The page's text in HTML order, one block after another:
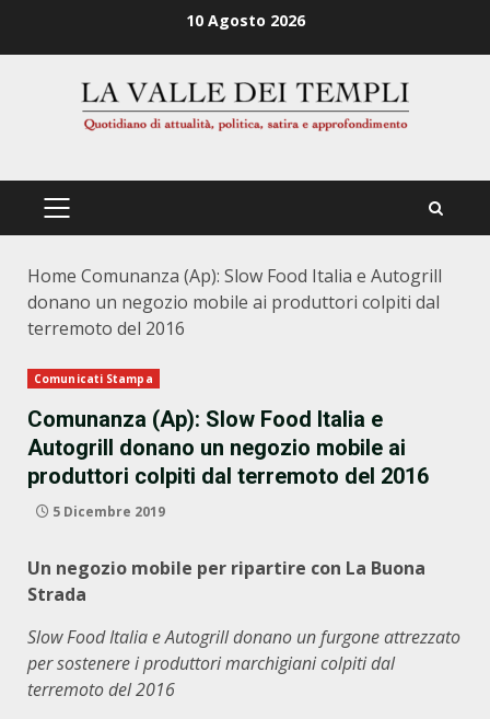
10 Agosto 2026
PRIMÄRES
Home Comunanza (Ap): Slow Food Italia e Autogrill
donano un negozio mobile ai produttori colpiti dal
terremoto del 2016
Comunicati Stampa
Comunanza (Ap): Slow Food Italia e
Autogrill donano un negozio mobile ai
produttori colpiti dal terremoto del 2016
5 Dicembre 2019
Un negozio mobile per ripartire con La Buona
Strada
Slow Food Italia e Autogrill donano un furgone attrezzato
per sostenere i produttori marchigiani colpiti dal
terremoto del 2016